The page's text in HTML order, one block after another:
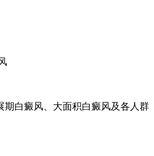
期白癜风、大面积白癜风及各人群